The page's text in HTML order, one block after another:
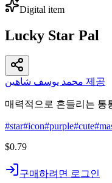
Digital item
Lucky Star Pal
محمد يوسف شاهين 제공
매력적으로 흔들리는 통
#star#icon#purple#cute#
$0.79
구매하려면 로그인